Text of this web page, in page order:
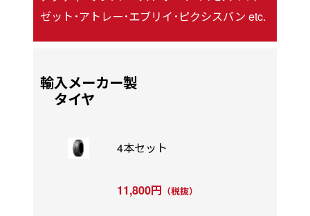
ゼット･アトレー･エブリイ･ピクシスバン etc.
輸入メーカー製
タイヤ
4本セット
11,800円 （税抜）